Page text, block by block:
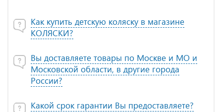
Как купить детскую коляску в магазине
КОЛЯСКИ?
Вы доставляете товары по Москве и МО и
Московской области, в другие города
России?
Какой срок гарантии Вы предоставляете?